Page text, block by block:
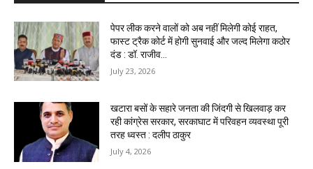
पेपर लीक करने वालों को अब नहीं मिलेगी कोई राहत,
फास्ट ट्रैक कोर्ट में होगी सुनवाई और जल्द मिलेगा कठोर
दंड : डॉ. राजीव...
July 23, 2026
खटारा बसों के सहारे जनता की जिंदगी से खिलवाड़ कर
रही कांग्रेस सरकार, सरकाघाट में परिवहन व्यवस्था पूरी
तरह ध्वस्त : दलीप ठाकुर
July 4, 2026